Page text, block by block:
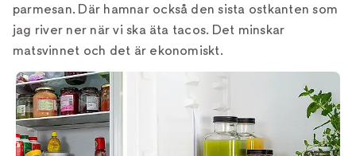
parmesan. Där hamnar också den sista ostkanten som
jag river ner när vi ska äta tacos. Det minskar
matsvinnet och det är ekonomiskt.